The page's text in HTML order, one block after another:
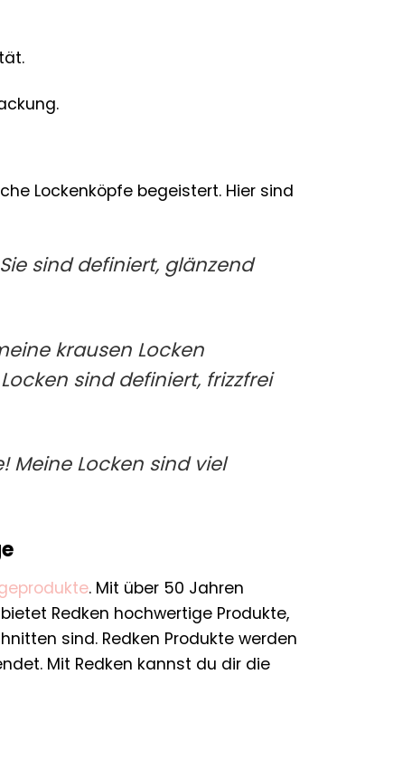
Lockenköpfe begeistert. Hier sind
sind definiert, glänzend
krausen Locken
sind definiert, frizzfrei
Meine Locken sind viel
. Mit über 50 Jahren
Redken hochwertige Produkte,
sind. Redken Produkte werden
Mit Redken kannst du dir die